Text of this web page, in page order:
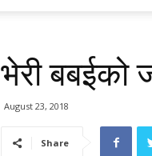
भेरी बबईको
August 23, 2018
Share